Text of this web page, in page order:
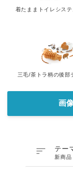
着たままトイレシステ
三毛/茶トラ柄の後部
画
 テー
新商品